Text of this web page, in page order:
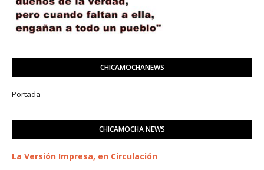
CHICAMOCHANEWS
Portada
CHICAMOCHA NEWS
La Versión Impresa, en Circulación